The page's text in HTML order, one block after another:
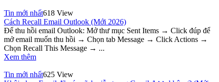
Tin mới nhất618 View
Cách Recall Email Outlook (Mới 2026)
Để thu hồi email Outlook: Mở thư mục Sent Items → Click đúp để
mở email muốn thu hồi → Chọn tab Message → Click Actions →
Chọn Recall This Message → ...
Xem thêm
Tin mới nhất625 View